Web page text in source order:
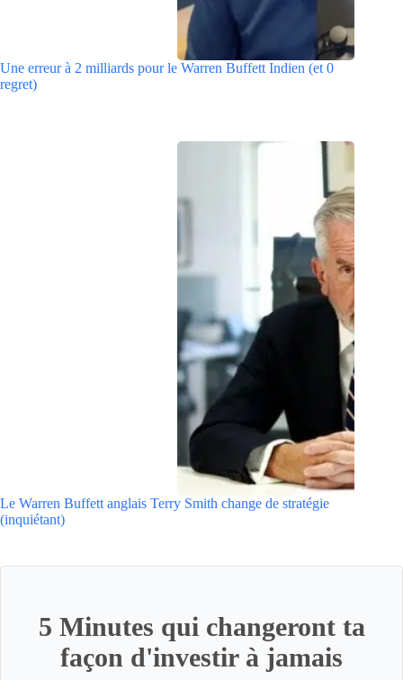
Une erreur à 2 milliards pour le Warren Buffett Indien (et 0
regret)
Le Warren Buffett anglais Terry Smith change de stratégie
(inquiétant)
5 Minutes qui changeront ta
façon d'investir à jamais